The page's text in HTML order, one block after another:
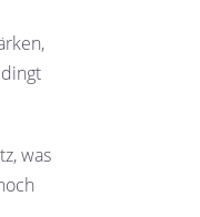
was